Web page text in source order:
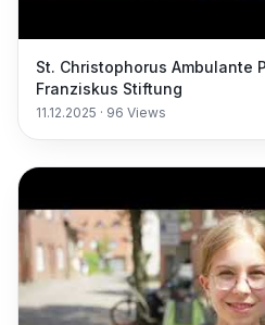
St. Christophorus Ambulante
Franziskus Stiftung
11.12.2025 · 96 Views